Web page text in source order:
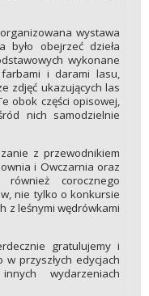
wystawa
było obejrzeć dzieła
wykonane
i darami lasu,
zdjęć ukazujących las
obok części opisowej,
nich samodzielnie
z przewodnikiem
i Owczarnia oraz
również corocznego
nie tylko o konkursie
z leśnymi wędrówkami
gratulujemy i
przyszłych edycjach
wydarzeniach